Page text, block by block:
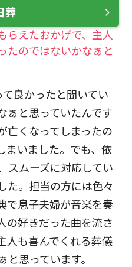
葬
らえたおかげで、主人
たのではないかなぁと
良かったと聞いてい
ぁと思っていたんです
亡くなってしまったの
まいました。でも、依
スムーズに対応してい
た。担当の方には色々
で息子夫婦が音楽を奏
の好きだった曲を流さ
人も喜んでくれる葬儀
思っています。